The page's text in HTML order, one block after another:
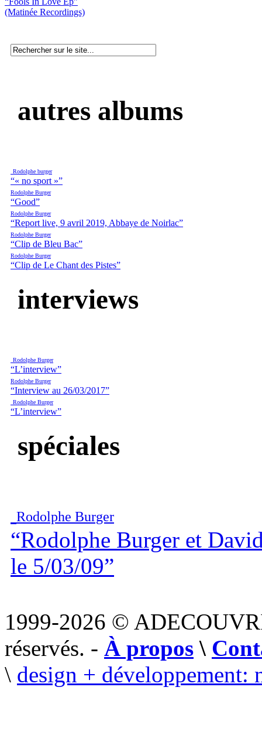
(Matinée Recordings)
autres albums
Rodolphe burger
“« no sport »”
Rodolphe Burger
“Good”
Rodolphe Burger
“Report live, 9 avril 2019, Abbaye de Noirlac”
Rodolphe Burger
“Clip de Bleu Bac”
Rodolphe Burger
“Clip de Le Chant des Pistes”
interviews
Rodolphe Burger
“L’interview”
Rodolphe Burger
“Interview au 26/03/2017”
Rodolphe Burger
“L’interview”
spéciales
Rodolphe Burger
“Rodolphe Burger et
le 5/03/09”
1999-2026 ©
réservés. - À propos \
\ design + développement: